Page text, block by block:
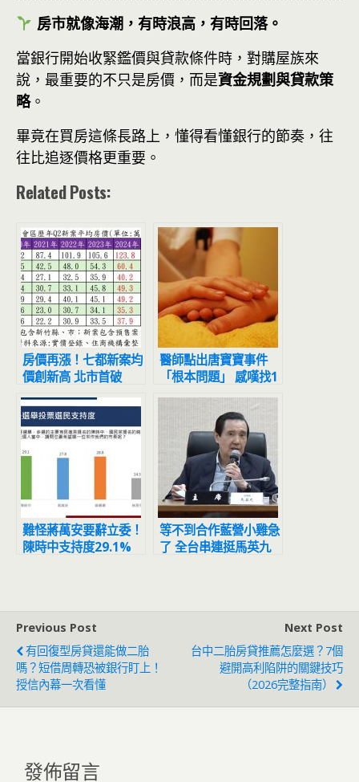
房市就像海潮，有時浪高，有時回落。
當銀行開始收緊鑑價與貸款條件時，對購屋族來
說，最重要的不只是房價，而是資金規劃與貸款策
略。
畢竟在買房這條長路上，懂得看懂銀行的節奏，往
往比追逐價格更重要。
Related Posts:
房價再漲！七都新案均
價創新高 北市首破
120萬「走勢驚人」
醫師點出唐寶寶事件
「根本問題」 感嘆找1
萬個警察都不夠用
難怪蔣萬安要辭立委！
陳時中支持度29.1%
等不到合作藍營小雞急
了 全台串連挺馬英九
Previous Post
有回復型房貸還能做二胎
嗎？短借周轉恐被銀行盯上！
授信內幕一次看懂
Next Post
台中二胎房貸推薦怎麼選？7個
避開高利陷阱的關鍵技巧
（2026完整指南）
發佈留言